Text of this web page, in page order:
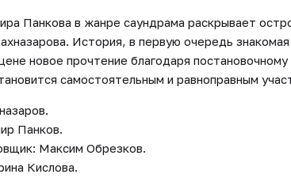
Панкова в жанре саундрама раскрывает
История, в первую очередь
новое прочтение благодаря
самостоятельным и равноправным
Панков.
Максим Обрезков.
Кислова.